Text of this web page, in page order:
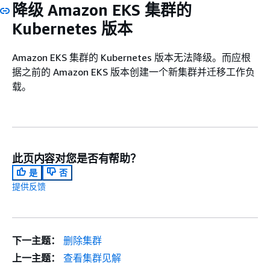
降级 Amazon EKS 集群的
Kubernetes 版本
Amazon EKS 集群的 Kubernetes 版本无法降级。而应根
据之前的 Amazon EKS 版本创建一个新集群并迁移工作负
载。
此页内容对您是否有帮助？
是
否
提供反馈
下一主题：
删除集群
上一主题：
查看集群见解